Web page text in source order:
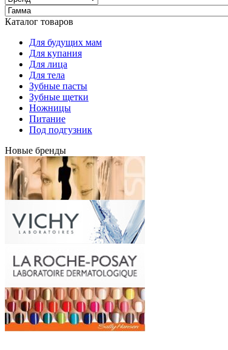
Каталог товаров
Для будущих мам
Для купания
Для лица
Для тела
Зубные пасты
Зубные щетки
Ножницы
Питание
Под подгузник
Новые бренды